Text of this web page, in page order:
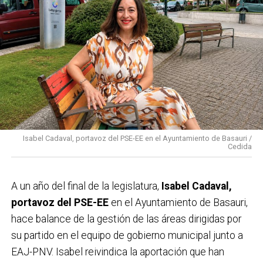
Isabel Cadaval, portavoz del PSE-EE en el Ayuntamiento de Basauri /
Cedida
A un año del final de la legislatura, Isabel Cadaval,
portavoz del PSE-EEen el Ayuntamiento de Basauri,
hace balance de la gestión de las áreas dirigidas por
su partido en el equipo de gobierno municipal junto a
EAJ-PNV. Isabel reivindica la aportación que han